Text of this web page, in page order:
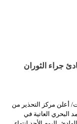
جراء الثوران
أعلن مركز التحذير من
البحري العاتية في